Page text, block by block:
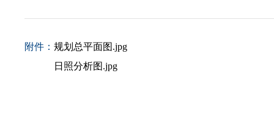
附件： 规划总平面图.jpg
日照分析图.jpg